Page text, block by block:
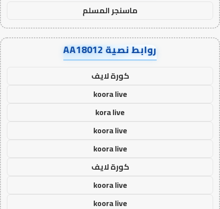
ماسنجر المسلم
روابط نصية AA18012
كورة لايف
koora live
kora live
koora live
koora live
كورة لايف
koora live
koora live